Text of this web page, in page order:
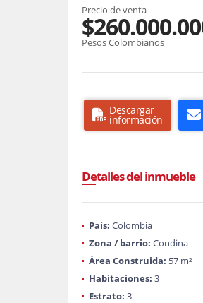
Precio de venta
Pesos Colombianos
Descargar
información
Detalles del inmueble
País: Colombia
Zona / barrio: Condina
Área Construida: 57 m²
Habitaciones: 3
Estrato: 3